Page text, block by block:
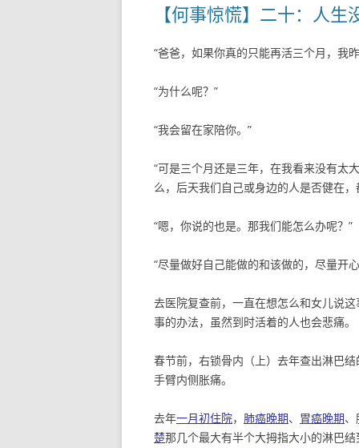
【何事惊慌】二十：人生
“爸爸，如果你真的只能再活三个月，我
“为什么呢？”
“我会留在家陪你。”
“可是三个月还是三年，在我看来没有太
么，后天我们自己或身边的人是否健在，
“嗯，你说的也是。那我们能怎么办呢？”
“尽量做好自己能做的和该做的，尽量开
去医院复查前，一直在想怎么和女儿说
事的办法，虽然到时活着的人也会悲痛。
春节前，右锁骨内（上）去年查出淋巴
手臂内侧胀痛。
去年一月初住院， 肺癌晚期、 胃癌晚期
楚那几个最大有半个大拇指大小的淋巴